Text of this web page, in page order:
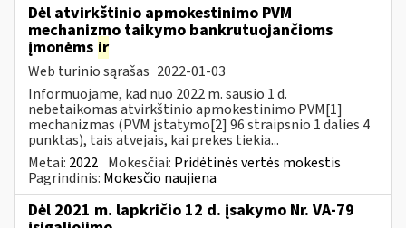
Dėl atvirkštinio apmokestinimo PVM
mechanizmo taikymo bankrutuojančioms
įmonėms ir
Web turinio sąrašas 2022-01-03
Informuojame, kad nuo 2022 m. sausio 1 d.
nebetaikomas atvirkštinio apmokestinimo PVM[1]
mechanizmas (PVM įstatymo[2] 96 straipsnio 1 dalies 4
punktas), tais atvejais, kai prekes tiekia...
Metai: 2022 Mokesčiai: Pridėtinės vertės mokestis
Pagrindinis: Mokesčio naujiena
Dėl 2021 m. lapkričio 12 d. įsakymo Nr. VA-79